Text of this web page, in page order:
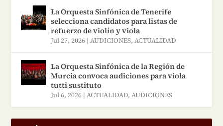
La Orquesta Sinfónica de Tenerife
selecciona candidatos para listas de
refuerzo de violín y viola
Jul 27, 2026 |AUDICIONES,ACTUALIDAD
La Orquesta Sinfónica de la Región de
Murcia convoca audiciones para viola
tutti sustituto
Jul 6, 2026 |ACTUALIDAD,AUDICIONES